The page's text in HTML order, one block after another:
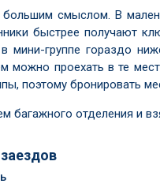
смыслом. В
быстрее получают
мини-группе гораздо
можно проехать в те
поэтому бронировать
багажного отделения и